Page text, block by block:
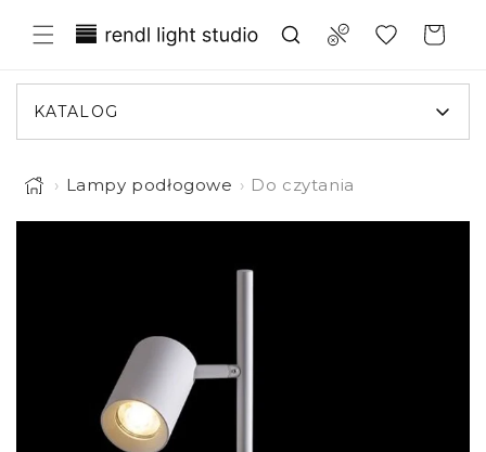
do
treści
Compare
Translation missing:
pl.general.wishlist.title
Koszyk
KATALOG
› Lampy podłogowe › Do czytania